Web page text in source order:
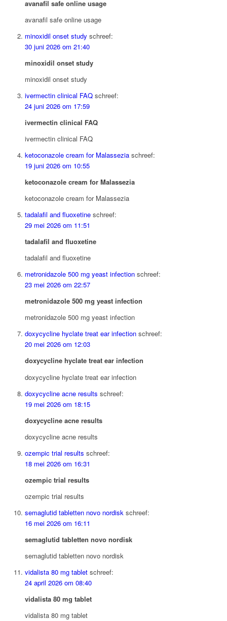
avanafil safe online usage
avanafil safe online usage
minoxidil onset study schreef:
30 juni 2026 om 21:40
minoxidil onset study
minoxidil onset study
ivermectin clinical FAQ schreef:
24 juni 2026 om 17:59
ivermectin clinical FAQ
ivermectin clinical FAQ
ketoconazole cream for Malassezia schreef:
19 juni 2026 om 10:55
ketoconazole cream for Malassezia
ketoconazole cream for Malassezia
tadalafil and fluoxetine schreef:
29 mei 2026 om 11:51
tadalafil and fluoxetine
tadalafil and fluoxetine
metronidazole 500 mg yeast infection schreef:
23 mei 2026 om 22:57
metronidazole 500 mg yeast infection
metronidazole 500 mg yeast infection
doxycycline hyclate treat ear infection schreef:
20 mei 2026 om 12:03
doxycycline hyclate treat ear infection
doxycycline hyclate treat ear infection
doxycycline acne results schreef:
19 mei 2026 om 18:15
doxycycline acne results
doxycycline acne results
ozempic trial results schreef:
18 mei 2026 om 16:31
ozempic trial results
ozempic trial results
semaglutid tabletten novo nordisk schreef:
16 mei 2026 om 16:11
semaglutid tabletten novo nordisk
semaglutid tabletten novo nordisk
vidalista 80 mg tablet schreef:
24 april 2026 om 08:40
vidalista 80 mg tablet
vidalista 80 mg tablet